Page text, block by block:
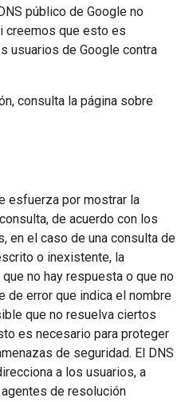
público de Google no
creemos que esto es
usuarios de Google contra
consulta la página sobre
esfuerza por mostrar la
de acuerdo con los
en el caso de una consulta de
o inexistente, la
no hay respuesta o que no
de error que indica el nombre
que no resuelva ciertos
es necesario para proteger
de seguridad. El DNS
a los usuarios, a
de resolución